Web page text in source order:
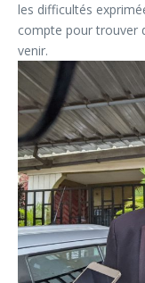
les difficultés
compte pour trouver
venir.